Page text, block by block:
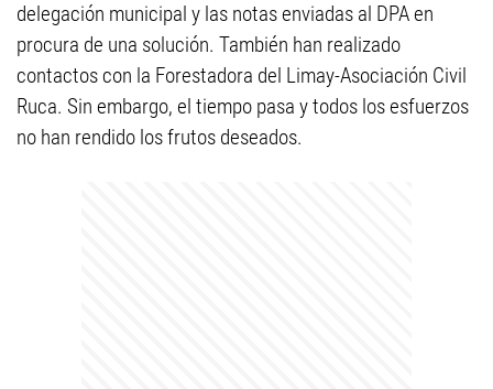
delegación municipal y las notas enviadas al DPA en
procura de una solución. También han realizado
contactos con la Forestadora del Limay-Asociación Civil
Ruca. Sin embargo, el tiempo pasa y todos los esfuerzos
no han rendido los frutos deseados.